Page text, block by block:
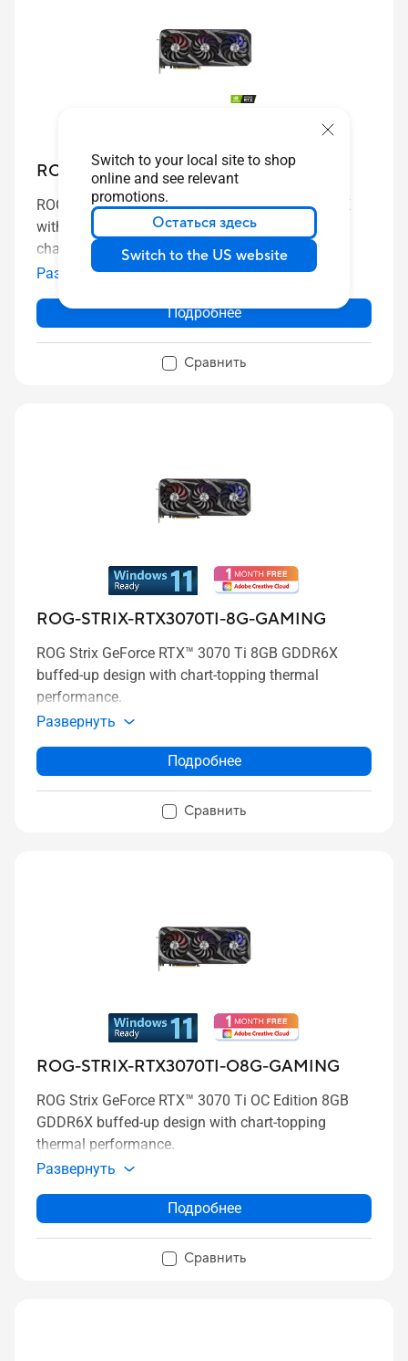
Switch to your local site to shop
online and see relevant
promotions.
Остаться здесь
Switch to the US website
ROG-STRIX-RTX3080-10G-V2-GAMING
ROG Strix GeForce RTX™ 3080 V2 10GB GDDR6X
with LHR offers a buffed-up design that delivers
chart-topping thermal performance.
Развернуть
Подробнее
Сравнить
ROG-STRIX-RTX3070TI-8G-GAMING
ROG Strix GeForce RTX™ 3070 Ti 8GB GDDR6X
buffed-up design with chart-topping thermal
performance.
Развернуть
Подробнее
Сравнить
ROG-STRIX-RTX3070TI-O8G-GAMING
ROG Strix GeForce RTX™ 3070 Ti OC Edition 8GB
GDDR6X buffed-up design with chart-topping
thermal performance.
Развернуть
Подробнее
Сравнить